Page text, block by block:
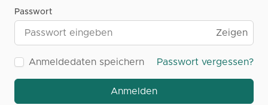
Passwort
Zeigen
Anmeldedaten speichern Passwort vergessen?
Anmelden